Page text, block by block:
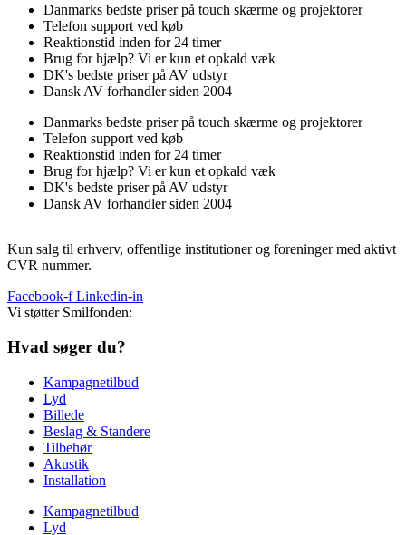
Danmarks bedste priser på touch skærme og projektorer
Telefon support ved køb
Reaktionstid inden for 24 timer
Brug for hjælp? Vi er kun et opkald væk
DK's bedste priser på AV udstyr
Dansk AV forhandler siden 2004
Danmarks bedste priser på touch skærme og projektorer
Telefon support ved køb
Reaktionstid inden for 24 timer
Brug for hjælp? Vi er kun et opkald væk
DK's bedste priser på AV udstyr
Dansk AV forhandler siden 2004
Kun salg til erhverv, offentlige institutioner og foreninger med aktivt
CVR nummer.
Facebook-f Linkedin-in
Vi støtter Smilfonden:
Hvad søger du?
Kampagnetilbud
Lyd
Billede
Beslag & Standere
Tilbehør
Akustik
Installation
Kampagnetilbud
Lyd